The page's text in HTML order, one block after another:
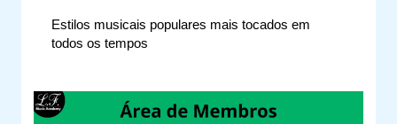
Estilos musicais populares mais tocados em
todos os tempos